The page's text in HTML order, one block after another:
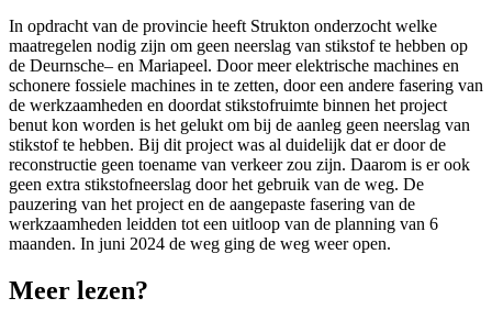
In opdracht van de provincie heeft Strukton onderzocht welke
maatregelen nodig zijn om geen neerslag van stikstof te hebben op
de Deurnsche– en Mariapeel. Door meer elektrische machines en
schonere fossiele machines in te zetten, door een andere fasering van
de werkzaamheden en doordat stikstofruimte binnen het project
benut kon worden is het gelukt om bij de aanleg geen neerslag van
stikstof te hebben. Bij dit project was al duidelijk dat er door de
reconstructie geen toename van verkeer zou zijn. Daarom is er ook
geen extra stikstofneerslag door het gebruik van de weg. De
pauzering van het project en de aangepaste fasering van de
werkzaamheden leidden tot een uitloop van de planning van 6
maanden. In juni 2024 de weg ging de weg weer open.
Meer lezen?